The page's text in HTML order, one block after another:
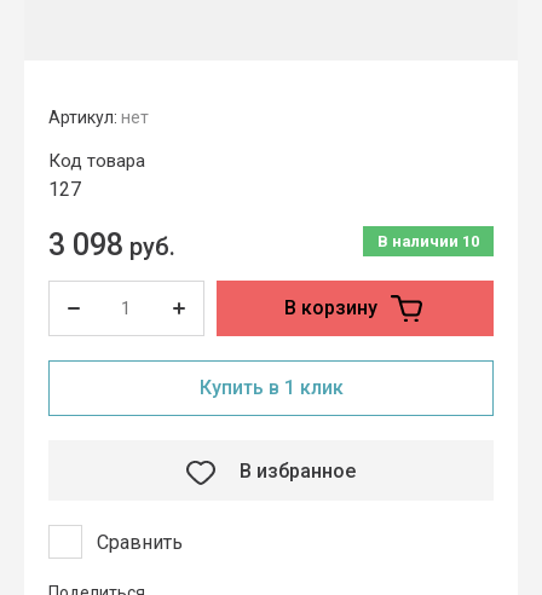
Артикул: нет
Код товара
127
В наличии 10
3 098 руб.
В корзину
Купить в 1 клик
Сравнить
В избранное